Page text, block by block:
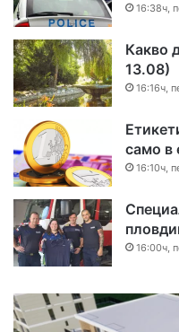
16:38ч,
Какво
13.08)
16:16ч,
само в
16:10ч,
16:00ч,